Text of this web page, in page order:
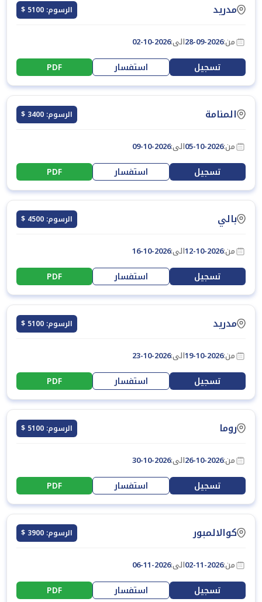
مدريد الرسوم: 5100 $
من:28-09-2026الى:02-10-2026
تسجيل استفسار PDF
المنامة الرسوم: 3400 $
من:05-10-2026الى:09-10-2026
تسجيل استفسار PDF
بالي الرسوم: 4500 $
من:12-10-2026الى:16-10-2026
تسجيل استفسار PDF
مدريد الرسوم: 5100 $
من:19-10-2026الى:23-10-2026
تسجيل استفسار PDF
روما الرسوم: 5100 $
من:26-10-2026الى:30-10-2026
تسجيل استفسار PDF
كوالالمبور الرسوم: 3900 $
من:02-11-2026الى:06-11-2026
تسجيل استفسار PDF